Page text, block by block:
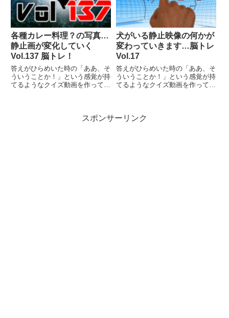
各種カレー料理？の写真…
静止画が変化していく
Vol.137 脳トレ！
答えがひらめいた時の「ああ、そ
ういうことか！」という感覚が持
てるようなクイズ動画を作ってみ
犬がいる静止映像の何かが
変わっていきます…脳トレ
Vol.17
答えがひらめいた時の「ああ、そ
ういうことか！」という感覚が持
てるようなクイズ動画を作ってみ
スポンサーリンク